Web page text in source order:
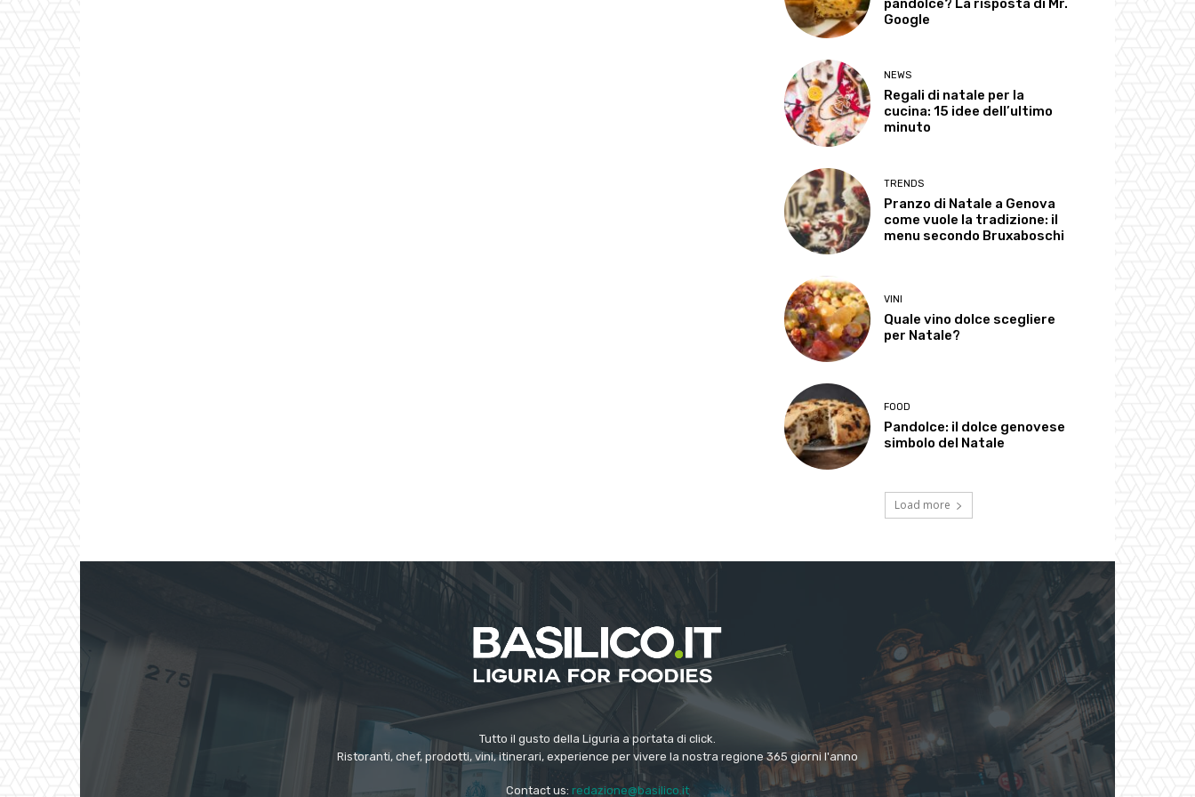
pandolce? La risposta di Mr.
Google
NEWS
Regali di natale per la
cucina: 15 idee dell’ultimo
minuto
TRENDS
Pranzo di Natale a Genova
come vuole la tradizione: il
menu secondo Bruxaboschi
VINI
Quale vino dolce scegliere
per Natale?
FOOD
Pandolce: il dolce genovese
simbolo del Natale
Load more
Tutto il gusto della Liguria a portata di click.
Ristoranti, chef, prodotti, vini, itinerari, experience per vivere la nostra regione 365 giorni l'anno
Contact us: redazione@basilico.it